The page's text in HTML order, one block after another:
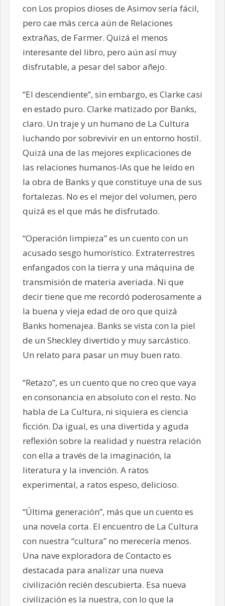
con Los propios dioses de Asimov sería fácil,
pero cae más cerca aún de Relaciones
extrañas, de Farmer. Quizá el menos
interesante del libro, pero aún así muy
disfrutable, a pesar del sabor añejo.
“El descendiente”, sin embargo, es Clarke casi
en estado puro. Clarke matizado por Banks,
claro. Un traje y un humano de La Cultura
luchando por sobrevivir en un entorno hostil.
Quizá una de las mejores explicaciones de
las relaciones humanos-IAs que he leído en
la obra de Banks y que constituye una de sus
fortalezas. No es el mejor del volumen, pero
quizá es el que más he disfrutado.
“Operación limpieza” es un cuento con un
acusado sesgo humorístico. Extraterrestres
enfangados con la tierra y una máquina de
transmisión de materia averiada. Ni que
decir tiene que me recordó poderosamente a
la buena y vieja edad de oro que quizá
Banks homenajea. Banks se vista con la piel
de un Sheckley divertido y muy sarcástico.
Un relato para pasar un muy buen rato.
“Retazo”, es un cuento que no creo que vaya
en consonancia en absoluto con el resto. No
habla de La Cultura, ni siquiera es ciencia
ficción. Da igual, es una divertida y aguda
reflexión sobre la realidad y nuestra relación
con ella a través de la imaginación, la
literatura y la invención. A ratos
experimental, a ratos espeso, delicioso.
“Última generación”, más que un cuento es
una novela corta. El encuentro de La Cultura
con nuestra “cultura” no merecería menos.
Una nave exploradora de Contacto es
destacada para analizar una nueva
civilización recién descubierta. Esa nueva
civilización es la nuestra, con lo que la